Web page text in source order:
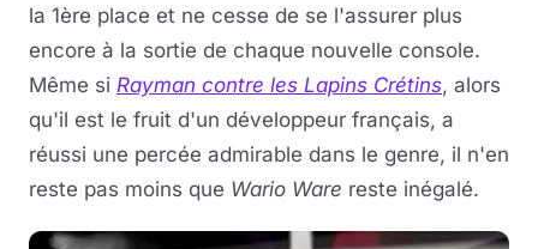
la 1ère place et ne cesse de se l'assurer plus
encore à la sortie de chaque nouvelle console.
Même si Rayman contre les Lapins Crétins, alors
qu'il est le fruit d'un développeur français, a
réussi une percée admirable dans le genre, il n'en
reste pas moins que Wario Ware reste inégalé.